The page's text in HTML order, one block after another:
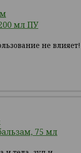
мл ПУ
не влияет!
75 мл